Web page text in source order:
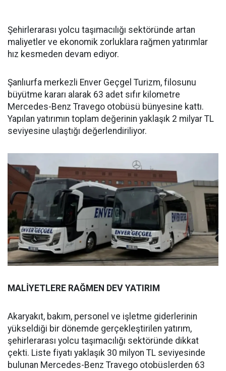
Şehirlerarası yolcu taşımacılığı sektöründe artan
maliyetler ve ekonomik zorluklara rağmen yatırımlar
hız kesmeden devam ediyor.
Şanlıurfa merkezli Enver Geçgel Turizm, filosunu
büyütme kararı alarak 63 adet sıfır kilometre
Mercedes-Benz Travego otobüsü bünyesine kattı.
Yapılan yatırımın toplam değerinin yaklaşık 2 milyar TL
seviyesine ulaştığı değerlendiriliyor.
MALİYETLERE RAĞMEN DEV YATIRIM
Akaryakıt, bakım, personel ve işletme giderlerinin
yükseldiği bir dönemde gerçekleştirilen yatırım,
şehirlerarası yolcu taşımacılığı sektöründe dikkat
çekti. Liste fiyatı yaklaşık 30 milyon TL seviyesinde
bulunan Mercedes-Benz Travego otobüslerden 63